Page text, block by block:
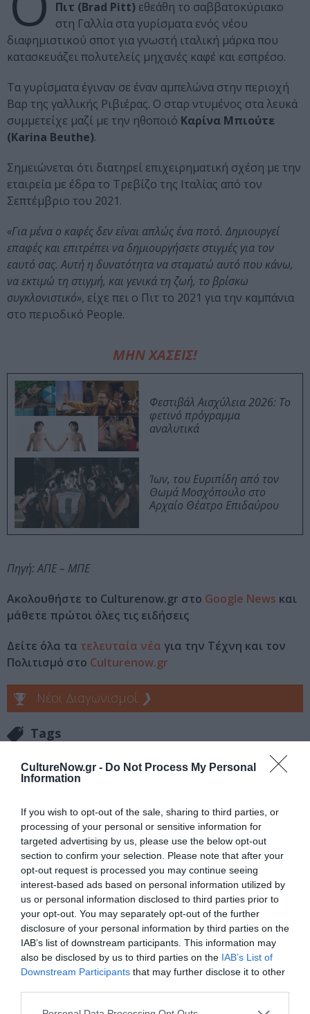
CultureNow.gr - Do Not Process My Personal
Information
If you wish to opt-out of the sale, sharing to third parties, or
processing of your personal or sensitive information for
targeted advertising by us, please use the below opt-out
section to confirm your selection. Please note that after your
opt-out request is processed you may continue seeing
interest-based ads based on personal information utilized by
us or personal information disclosed to third parties prior to
your opt-out. You may separately opt-out of the further
disclosure of your personal information by third parties on the
IAB’s list of downstream participants. This information may
also be disclosed by us to third parties on the IAB’s List of
Downstream Participants that may further disclose it to other
Πιτ (Brad Pitt) εθεάθη το σαββατοκύριακο
στη Γαλλία στα γυρίσματα ενός νέου
διαφημιστικού σποτ για γνωστή ιταλική μάρκα που
κατασκευάζει πολυτελείς μηχανές καφέ και εσπρέσο.
Τα γυρίσματα έγιναν σε έναν αμπελώνα στην περιοχή
Βαρ της γαλλικής Ριβιέρας. Ο σταρ ντυμένος στα λευκά
συμμετείχε μαζί με την ηθοποιό Καρίνα Μπιούτε
(Karina Beuthe).
Σημειώνεται ότι διατηρεί επιχειρηματική σχέση με την
εταιρεία με έδρα το Τρεβίζο της Ιταλίας από τον
Σεπτέμβριο του 2021.
«Για μένα ο καφές δεν είναι απλώς ένα ποτό. Δημιουργεί
επαφές και επιτρέπει να δημιουργήσετε στιγμές για τον
εαυτό σας. Αυτή η δυνατότητα να σταματώ αυτό που κάνω,
να εκτιμώ τη στιγμή, και γενικά τη ζωή, το βρίσκω
συγκλονιστικό», είχε πει ο Πιτ το 2021 για την καμπάνια
στο περιοδικό People.
ΜΗΝ ΧΑΣΕΙΣ!
Φεστιβάλ Αισχύλεια 2026: Το
φετινό πρόγραμμα
αναλυτικά
Ίων, του Ευριπίδη από τον
Θωμά Μοσχόπουλο στο
Αρχαίο Θέατρο Επιδαύρου
Πηγή: ΑΠΕ – ΜΠΕ
Ακολουθήστε το Culturenow.gr στο Google News και
μάθετε πρώτοι όλες τις ειδήσεις
Δείτε όλα τα τελευταία νέα για την Τέχνη και τον
Πολιτισμό στο Culturenow.gr
Νέοι Διαγωνισμοί ❯
Tags
Newsletter
την Τέχνη και τον Πολιτισμό!
Ακολουθήστε το Culturenow.gr
Σχετικά Άρθρα